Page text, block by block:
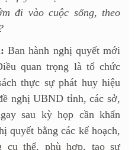
đi vào cuộc sống, theo
Ban hành nghị quyết mới
quan trọng là tổ chức
thực sự phát huy hiệu
nghị UBND tỉnh, các sở,
sau kỳ họp cần khẩn
quyết bằng các kế hoạch,
cụ thể, phù hợp, tạo sự